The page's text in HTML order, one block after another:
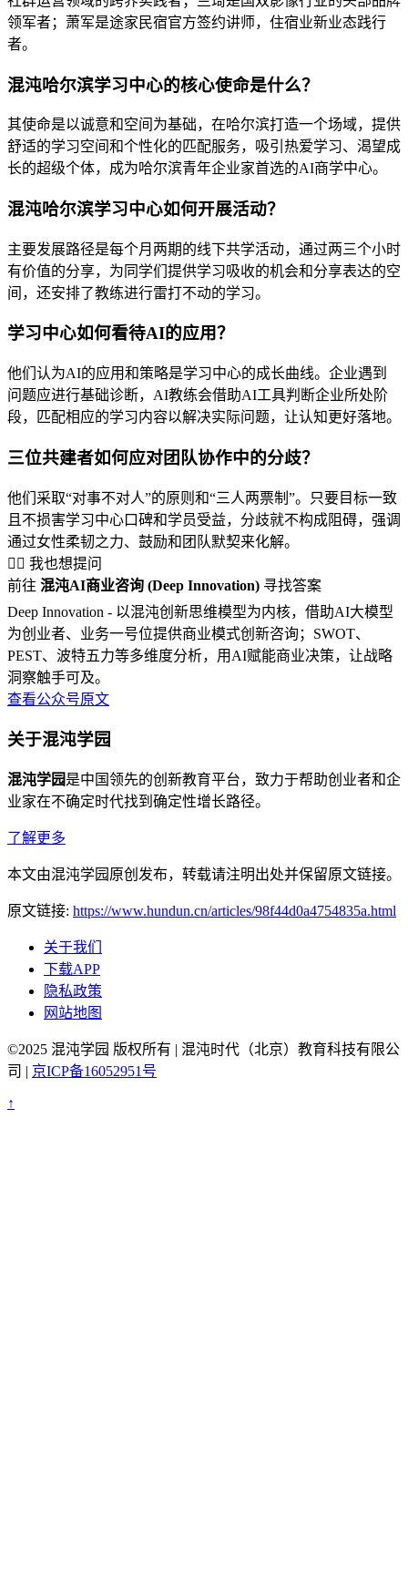
领军者；萧军是途家民宿官方签约讲师，住宿业新业态践行
者。
混沌哈尔滨学习中心的核心使命是什么？
其使命是以诚意和空间为基础，在哈尔滨打造一个场域，提供
舒适的学习空间和个性化的匹配服务，吸引热爱学习、渴望成
长的超级个体，成为哈尔滨青年企业家首选的AI商学中心。
混沌哈尔滨学习中心如何开展活动？
主要发展路径是每个月两期的线下共学活动，通过两三个小时
有价值的分享，为同学们提供学习吸收的机会和分享表达的空
间，还安排了教练进行雷打不动的学习。
学习中心如何看待AI的应用？
他们认为AI的应用和策略是学习中心的成长曲线。企业遇到
问题应进行基础诊断，AI教练会借助AI工具判断企业所处阶
段，匹配相应的学习内容以解决实际问题，让认知更好落地。
三位共建者如何应对团队协作中的分歧？
他们采取“对事不对人”的原则和“三人两票制”。只要目标一致
且不损害学习中心口碑和学员受益，分歧就不构成阻碍，强调
通过女性柔韧之力、鼓励和团队默契来化解。
🙋‍♂️ 我也想提问
前往 混沌AI商业咨询 (Deep Innovation) 寻找答案
Deep Innovation - 以混沌创新思维模型为内核，借助AI大模型
为创业者、业务一号位提供商业模式创新咨询；SWOT、
PEST、波特五力等多维度分析，用AI赋能商业决策，让战略
洞察触手可及。
查看公众号原文
关于混沌学园
混沌学园是中国领先的创新教育平台，致力于帮助创业者和企
业家在不确定时代找到确定性增长路径。
了解更多
本文由混沌学园原创发布，转载请注明出处并保留原文链接。
原文链接: https://www.hundun.cn/articles/98f44d0a4754835a.html
关于我们
下载APP
隐私政策
网站地图
©2025 混沌学园 版权所有 | 混沌时代（北京）教育科技有限公
司 | 京ICP备16052951号
↑